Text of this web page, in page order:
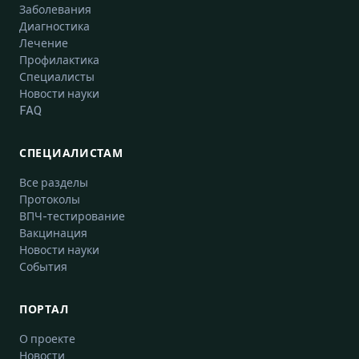
Заболевания
Диагностика
Лечение
Профилактика
Специалисты
Новости науки
FAQ
СПЕЦИАЛИСТАМ
Все разделы
Протоколы
ВПЧ-тестирование
Вакцинация
Новости науки
События
ПОРТАЛ
О проекте
Новости